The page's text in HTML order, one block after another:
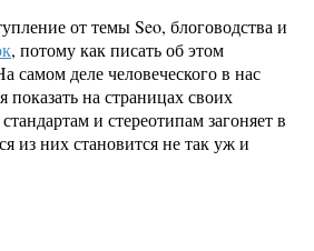
от темы Seo, блоговодства и
, потому как писать об этом
самом деле человеческого в нас
на страницах своих
и стереотипам загоняет в
из них становится не так уж и